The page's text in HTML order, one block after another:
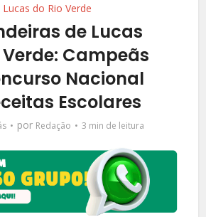
Lucas do Rio Verde
de Lucas
Verde: Campeãs
Nacional
Escolares
por Redação 3 min de leitura